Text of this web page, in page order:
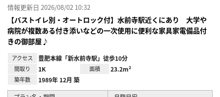
情報更新日 2026/08/02 10:32
【バストイレ別・オートロック付】水前寺駅近くにあり 大学や
病院が複数ある付き添いなどの一次使用に便利な家具家電備品付
きの御部屋♪
アクセス 豊肥本線「新水前寺駅」徒歩10分
間取り 1K 面積 23.2m²
築年数 1989年 12月 築